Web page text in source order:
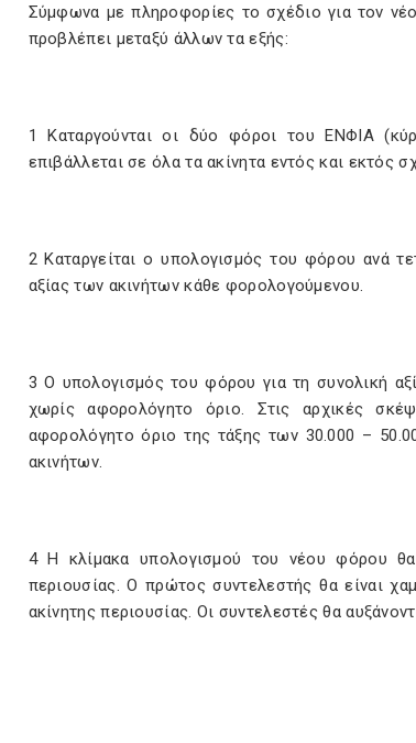
Σύμφωνα με πληροφορίες το σχέδιο για τον
προβλέπει μεταξύ άλλων τα εξής:
1 Καταργούνται οι δύο φόροι του ΕΝΦΙΑ
επιβάλλεται σε όλα τα ακίνητα εντός και εκτός
2 Καταργείται ο υπολογισμός του φόρου ανά
αξίας των ακινήτων κάθε φορολογούμενου.
3 Ο υπολογισμός του φόρου για τη συνολική
χωρίς αφορολόγητο όριο. Στις αρχικές
αφορολόγητο όριο της τάξης των 30.000 –
ακινήτων.
4 Η κλίμακα υπολογισμού του νέου φόρου θα
περιουσίας. Ο πρώτος συντελεστής θα είναι
ακίνητης περιουσίας. Οι συντελεστές θα